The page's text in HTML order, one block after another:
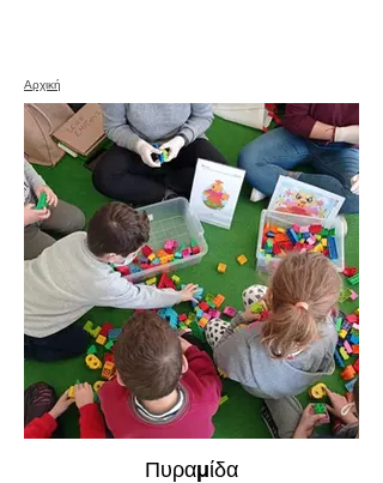
Αρχική
Πυραμίδα